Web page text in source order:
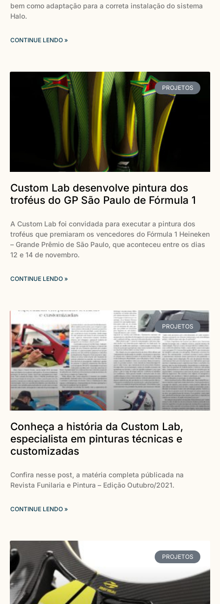
bem como adaptação para a correta instalação do sistema
Halo.
CONTINUE LENDO »
PROJETOS
Custom Lab desenvolve pintura dos
troféus do GP São Paulo de Fórmula 1
A Custom Lab foi convidada para executar a pintura dos
troféus que premiaram os vencedores do Fórmula 1 Heineken
– Grande Prêmio de São Paulo, que aconteceu entre os dias
12 e 14 de novembro.
CONTINUE LENDO »
PROJETOS
Conheça a história da Custom Lab,
especialista em pinturas técnicas e
customizadas
Confira nesse post, a matéria completa públicada na
Revista Funilaria e Pintura – Edição Outubro/2021.
CONTINUE LENDO »
PROJETOS